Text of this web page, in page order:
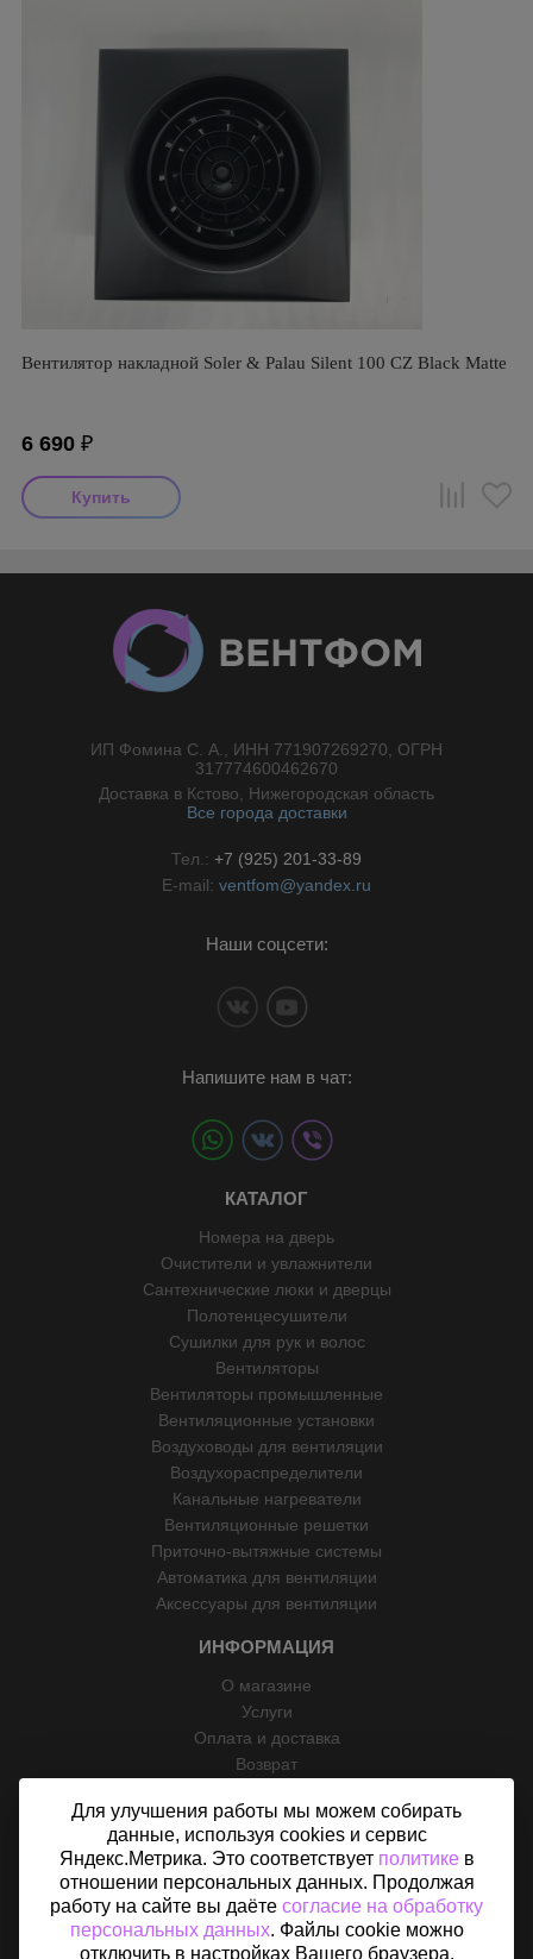
Вентилятор накладной Soler & Palau Silent 100 CZ Black Matte
6 690 ₽
ИП Фомина С. А., ИНН 771907269270, ОГРН
317774600462670
Доставка в Кстово, Нижегородская область
Все города доставки
Тел.: +7 (925) 201-33-89
E-mail: ventfom@yandex.ru
Наши соцсети:
Напишите нам в чат:
КАТАЛОГ
Номера на дверь
Очистители и увлажнители
Сантехнические люки и дверцы
Полотенцесушители
Сушилки для рук и волос
Вентиляторы
Вентиляторы промышленные
Вентиляционные установки
Воздуховоды для вентиляции
Воздухораспределители
Канальные нагреватели
Вентиляционные решетки
Приточно-вытяжные системы
Автоматика для вентиляции
Аксессуары для вентиляции
ИНФОРМАЦИЯ
О магазине
Услуги
Оплата и доставка
Возврат
Контакты
Политика конфиденциальности
Согласие на обработку персональных данных
Карта сайта
Для улучшения работы мы можем собирать
данные, используя cookies и сервис
Яндекс.Метрика. Это соответствует политикев
отношении персональных данных. Продолжая
работу на сайте вы даёте согласие на обработку
персональных данных. Файлы cookie можно
отключить в настройках Вашего браузера.